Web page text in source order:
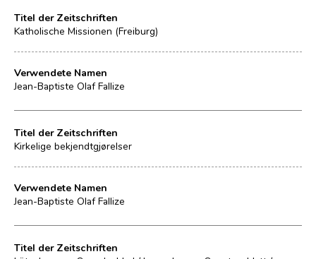
Titel der Zeitschriften
Katholische Missionen (Freiburg)
Verwendete Namen
Jean-Baptiste Olaf Fallize
Titel der Zeitschriften
Kirkelige bekjendtgjørelser
Verwendete Namen
Jean-Baptiste Olaf Fallize
Titel der Zeitschriften